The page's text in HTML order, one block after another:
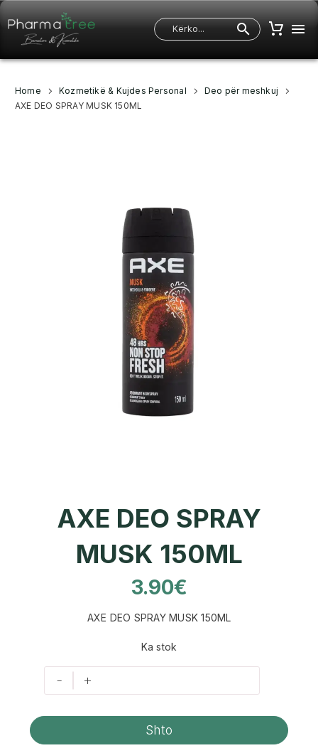
Home Kozmetikë & Kujdes Personal
Deo për meshkuj
AXE DEO SPRAY MUSK 150ML
AXE DEO SPRAY
MUSK 150ML
3.90€
AXE DEO SPRAY MUSK 150ML
Ka stok
- +
Shto